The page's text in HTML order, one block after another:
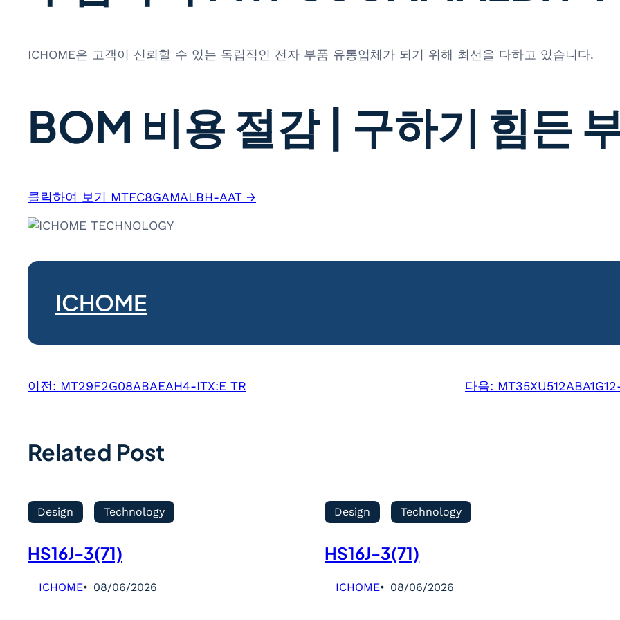
ICHOME은 고객이 신뢰할 수 있는 독립적인 전자 부품 유통업체가 되기 위해 최선을 다하고 있습니다.
BOM 비용 절감 | 구하기 힘든
클릭하여 보기 MTFC8GAMALBH-AAT →
ICHOME
이전: MT29F2G08ABAEAH4-ITX:E TR 다음:
Related Post
Design Technology
HS16J-3(71)
ICHOME 08/06/2026
Design Technology
HS16J-3(71)
ICHOME 08/06/2026